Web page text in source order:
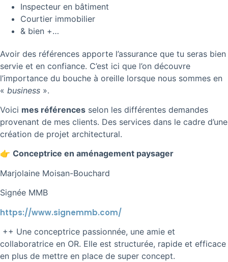
Inspecteur en bâtiment
Courtier immobilier
& bien +…
Avoir des références apporte l’assurance que tu seras bien
servie et en confiance. C’est ici que l’on découvre
l’importance du bouche à oreille lorsque nous sommes en
« business ».
Voici mes références selon les différentes demandes
provenant de mes clients. Des services dans le cadre d’une
création de projet architectural.
👉 Conceptrice en aménagement paysager
Marjolaine Moisan-Bouchard
Signée MMB
https://www.signemmb.com/
++ Une conceptrice passionnée, une amie et
collaboratrice en OR. Elle est structurée, rapide et efficace
en plus de mettre en place de super concept.